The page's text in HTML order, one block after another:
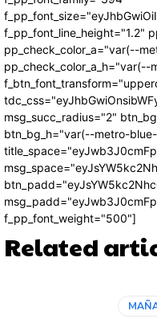
f_pp_font_line_height="1.2"
pp_check_color_a="var(--
msg_succ_radius="2"
btn_bg_h="var(--metro-
f_pp_font_weight="500"]
Related